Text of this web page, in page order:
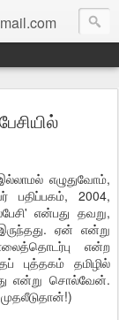
எழுதுவோம்,
பதிப்பகம், 2004,
என்பது தவறு,
ஏன் என்று
என்ற
புத்தகம் தமிழில்
என்று சொல்வேன்.